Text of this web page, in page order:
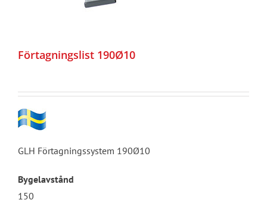
Förtagningslist 190Ø10
GLH Förtagningssystem 190Ø10
Bygelavstånd
150